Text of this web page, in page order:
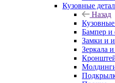
Кузовные
Назад
Кузовные
Бампер и
Замки и
Зеркала